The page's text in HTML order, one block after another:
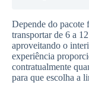
Depende do pacote
transportar de 6 a
aproveitando o
experiência
contratualmente
para que escolha a